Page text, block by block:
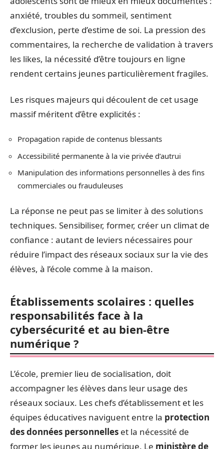
anxiété, troubles du sommeil, sentiment
d’exclusion, perte d’estime de soi. La pression des
commentaires, la recherche de validation à travers
les likes, la nécessité d’être toujours en ligne
rendent certains jeunes particulièrement fragiles.
Les risques majeurs qui découlent de cet usage
massif méritent d’être explicités :
Propagation rapide de contenus blessants
Accessibilité permanente à la vie privée d’autrui
Manipulation des informations personnelles à des fins
commerciales ou frauduleuses
La réponse ne peut pas se limiter à des solutions
techniques. Sensibiliser, former, créer un climat de
confiance : autant de leviers nécessaires pour
réduire l’impact des réseaux sociaux sur la vie des
élèves, à l’école comme à la maison.
Établissements scolaires : quelles
responsabilités face à la
cybersécurité et au bien-être
numérique ?
L’école, premier lieu de socialisation, doit
accompagner les élèves dans leur usage des
réseaux sociaux. Les chefs d’établissement et les
équipes éducatives naviguent entre la protection
des données personnelles et la nécessité de
former les jeunes au numérique. Le ministère de